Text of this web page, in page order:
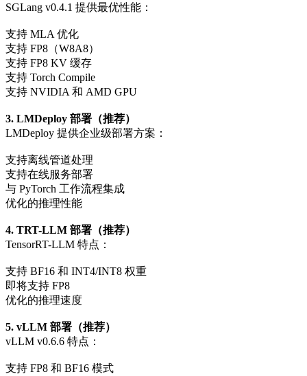
SGLang v0.4.1 提供最优性能：
支持 MLA 优化
支持 FP8（W8A8）
支持 FP8 KV 缓存
支持 Torch Compile
支持 NVIDIA 和 AMD GPU
3. LMDeploy 部署（推荐）
LMDeploy 提供企业级部署方案：
支持离线管道处理
支持在线服务部署
与 PyTorch 工作流程集成
优化的推理性能
4. TRT-LLM 部署（推荐）
TensorRT-LLM 特点：
支持 BF16 和 INT4/INT8 权重
即将支持 FP8
优化的推理速度
5. vLLM 部署（推荐）
vLLM v0.6.6 特点：
支持 FP8 和 BF16 模式